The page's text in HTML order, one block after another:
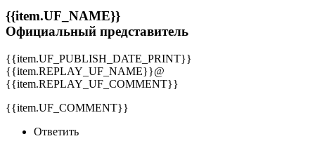
{{item.UF_NAME}}
Официальный представитель
{{item.UF_PUBLISH_DATE_PRINT}}
{{item.REPLAY_UF_NAME}}@
{{item.REPLAY_UF_COMMENT}}
{{item.UF_COMMENT}}
Ответить